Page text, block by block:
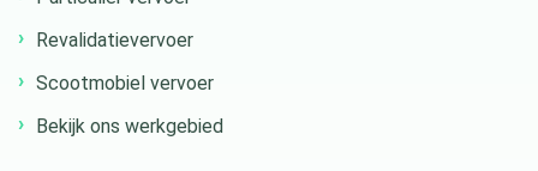
Revalidatievervoer
Scootmobiel vervoer
Bekijk ons werkgebied